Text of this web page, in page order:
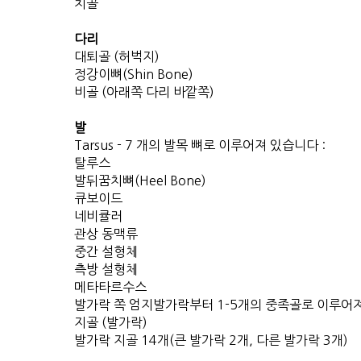
치골
다리
대퇴골 (허벅지)
정강이뼈(Shin Bone)
비골 (아래쪽 다리 바깥쪽)
발
Tarsus - 7 개의 발목 뼈로 이루어져 있습니다 :
탈루스
발뒤꿈치뼈(Heel Bone)
큐보이드
네비큘러
관상 동맥류
중간 설형체
측방 설형체
메타타르수스
발가락 쪽 엄지발가락부터 1-5개의 중족골로 이루어
지골 (발가락)
발가락 지골 14개(큰 발가락 2개, 다른 발가락 3개)